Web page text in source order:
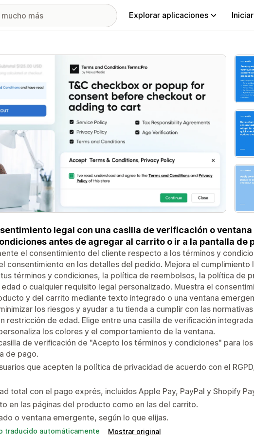
Explorar aplicaciones
destacadas
legal con una casilla de verificación o
antes de agregar al carrito o ir a la pantalla de
el consentimiento del cliente respecto a los términos y
consentimiento en los detalles del pedido. Mejora el cumplimiento
términos y condiciones, la política de reembolsos, la política de
o cualquier requisito legal personalizado. Muestra el
y del carrito mediante texto integrado o una ventana
los riesgos y ayudar a tu tienda a cumplir con las
restricción de edad. Elige entre una casilla de verificación
los colores y el comportamiento de la ventana.
de verificación de "Acepto los términos y condiciones" para
de pago.
que acepten la política de privacidad de acuerdo con el
total con el pago exprés, incluidos Apple Pay, PayPal y Shopify
en las páginas del producto como en las del carrito.
o ventana emergente, según lo que elijas.
traducido automáticamente Mostrar original